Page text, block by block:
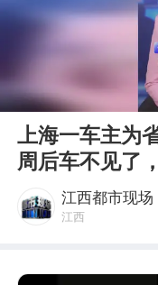
00:00
上海一车主为
周后车不见了
江西都市现场
江西